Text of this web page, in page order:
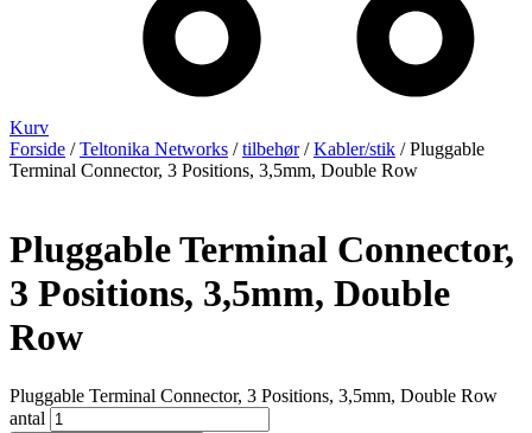
Kurv
Forside /Teltonika Networks /tilbehør/Kabler/stik / Pluggable
Terminal Connector, 3 Positions, 3,5mm, Double Row
Pluggable Terminal Connector,
3 Positions, 3,5mm, Double
Row
Pluggable Terminal Connector, 3 Positions, 3,5mm, Double Row
antal